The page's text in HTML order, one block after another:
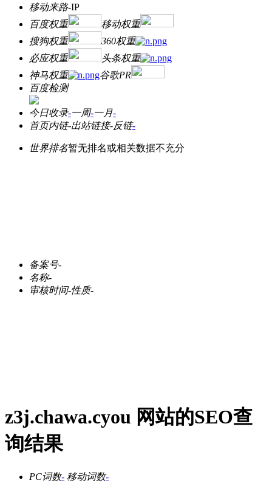
移动来路-IP
百度权重
移动权重
搜狗权重
360权重
必应权重
头条权重
神马权重
谷歌PR
百度检测
今日收录-一周-一月-
首页内链-出站链接-反链-
世界排名暂无排名或相关数据不充分
备案号-
名称-
审核时间-性质-
z3j.chawa.cyou 网站的SEO查
询结果
PC词数- 移动词数-